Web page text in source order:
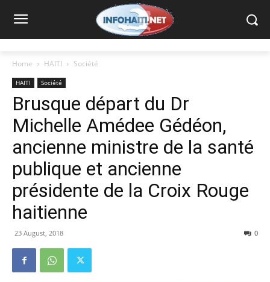
Home HAITI Société
HAITI Société
Brusque départ du Dr
Michelle Amédee Gédéon,
ancienne ministre de la santé
publique et ancienne
présidente de la Croix Rouge
haitienne
23 August, 2018 0